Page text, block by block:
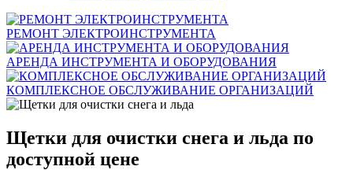
РЕМОНТ ЭЛЕКТРОИНСТРУМЕНТА
АРЕНДА ИНСТРУМЕНТА И ОБОРУДОВАНИЯ
КОМПЛЕКСНОЕ ОБСЛУЖИВАНИЕ ОРГАНИЗАЦИЙ
Щетки для очистки снега и льда по
доступной цене